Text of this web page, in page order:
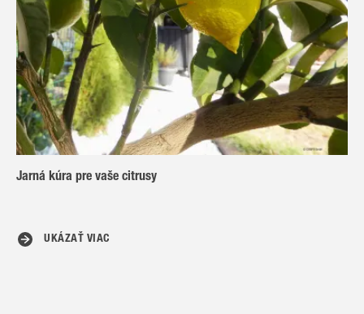
Jarná kúra pre vaše citrusy
UKÁZAŤ VIAC